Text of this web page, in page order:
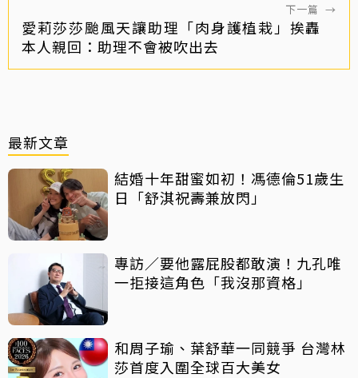
下一篇 →
愛莉莎莎颱風天讓助理「肉身護植栽」挨轟
本人親回：助理不會被吹出去
最新文章
結婚十年甜蜜如初！馮德倫51歲生
日「舒淇祝壽兼放閃」
專訪／要他露屁股都敢演！九孔唯
一拒接這角色「我沒那資格」
和周子瑜、葉舒華一同競爭 台灣林
莎首度入圍全球百大美女